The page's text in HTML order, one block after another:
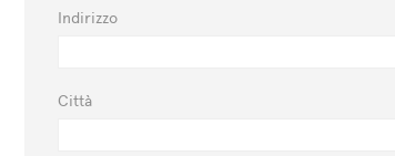
Indirizzo
Città